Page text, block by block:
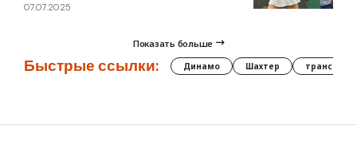
07.07.2025
Показать больше
Быстрые ссылки: Динамо Шахтер трансферы